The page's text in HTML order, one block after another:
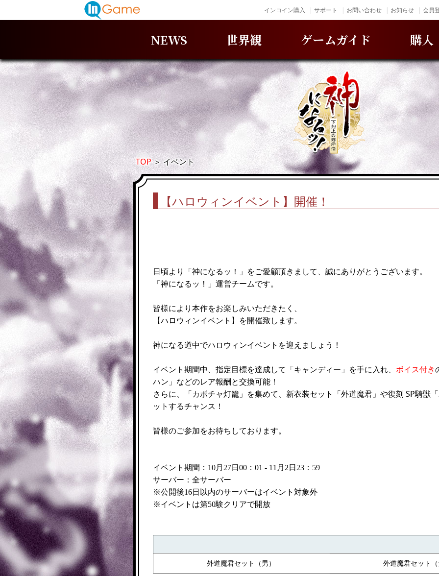
インコイン購入 サポート お問い合わせ お知らせ 会員
NEWS 世界観 ゲームガイド 購入
TOP＞イベント
【ハロウィンイベント】開催！
日頃より「神になるッ！」をご愛顧頂きまして、誠にありがとうございます。
「神になるッ！」運営チームです。
皆様により本作をお楽しみいただきたく、
【ハロウィンイベント】を開催致します。
神になる道中でハロウィンイベントを迎えましょう！
イベント期間中、指定目標を達成して「キャンディー」を手に入れ、 ボイス付き
ハン」などのレア報酬と交換可能！
さらに、「カボチャ灯籠」を集めて、新衣装セット「外道魔君」や復刻 SP騎獣
ットするチャンス！
皆様のご参加をお待ちしております。
イベント期間：10月27日00：01 - 11月2日23：59
サーバー：全サーバー
※公開後16日以内のサーバーはイベント対象外
※イベントは第50験クリアで開放
外道魔君セット （男） 外道魔君セット